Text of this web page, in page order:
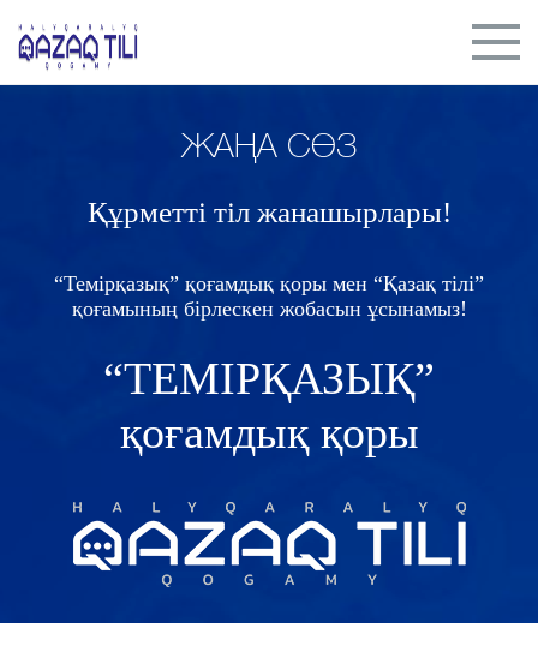
ЖАҢА СӨЗ
Құрметті тіл жанашырлары!
“Темірқазық” қоғамдық қоры мен “Қазақ тілі”
қоғамының бірлескен жобасын ұсынамыз!
“ТЕМІРҚАЗЫҚ”
қоғамдық қоры